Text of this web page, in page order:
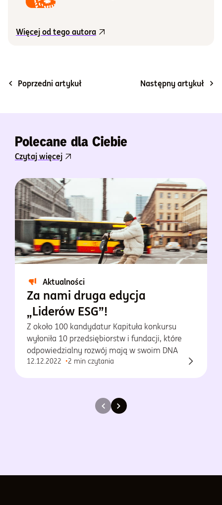
Więcej od tego autora
Poprzedni artykuł Następny artykuł
Polecane dla Ciebie
Czytaj więcej
Aktualności
Za nami druga edycja
„Liderów ESG”!
Z około 100 kandydatur Kapituła konkursu
wyłoniła 10 przedsiębiorstw i fundacji, które
odpowiedzialny rozwój mają w swoim DNA
12.12.2022 2 min czytania